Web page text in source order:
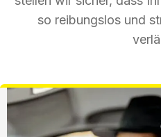
so reibungslos und